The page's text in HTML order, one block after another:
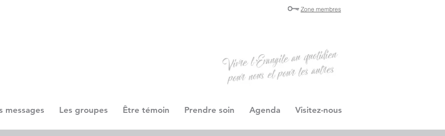
Zone membres
messages Les groupes Être témoin Prendre soin Agenda Visitez-nous